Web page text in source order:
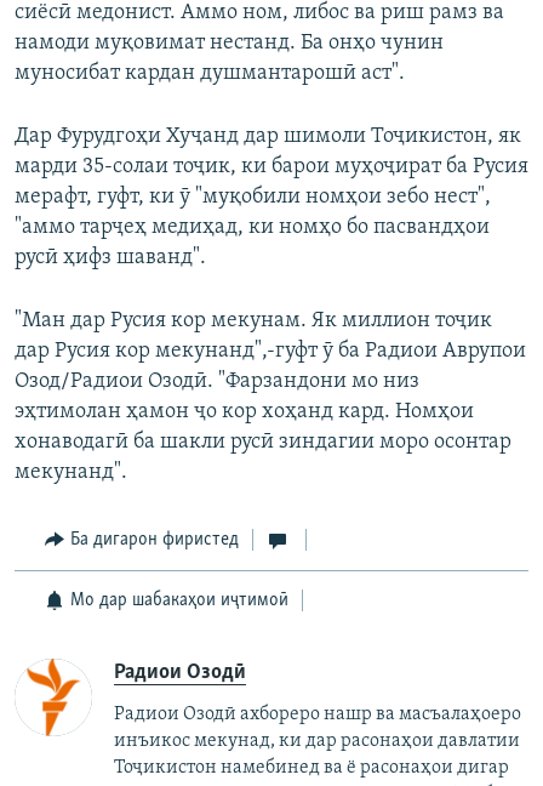
сиёсӣ медонист. Аммо ном, либос ва риш рамз ва
намоди муқовимат нестанд. Ба онҳо чунин
муносибат кардан душмантарошӣ аст".
Дар Фурудгоҳи Хуҷанд дар шимоли Тоҷикистон, як
марди 35-солаи тоҷик, ки барои муҳоҷират ба Русия
мерафт, гуфт, ки ӯ "муқобили номҳои зебо нест",
"аммо тарҷеҳ медиҳад, ки номҳо бо пасвандҳои
русӣ ҳифз шаванд".
"Ман дар Русия кор мекунам. Як миллион тоҷик
дар Русия кор мекунанд",-гуфт ӯ ба Радиои Аврупои
Озод/Радиои Озодӣ. "Фарзандони мо низ
эҳтимолан ҳамон ҷо кор хоҳанд кард. Номҳои
хонаводагӣ ба шакли русӣ зиндагии моро осонтар
мекунанд".
Ба дигарон фиристед
Мо дар шабакаҳои иҷтимоӣ
Радиои Озодӣ
Радиои Озодӣ ахбореро нашр ва масъалаҳоеро
инъикос мекунад, ки дар расонаҳои давлатии
Тоҷикистон намебинед ва ё расонаҳои дигар